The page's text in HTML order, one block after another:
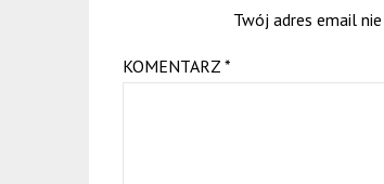
Twój adres email
KOMENTARZ*